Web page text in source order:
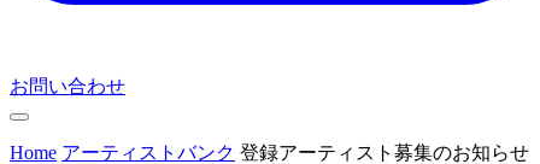
お問い合わせ
Home アーティストバンク 登録アーティスト募集のお知らせ